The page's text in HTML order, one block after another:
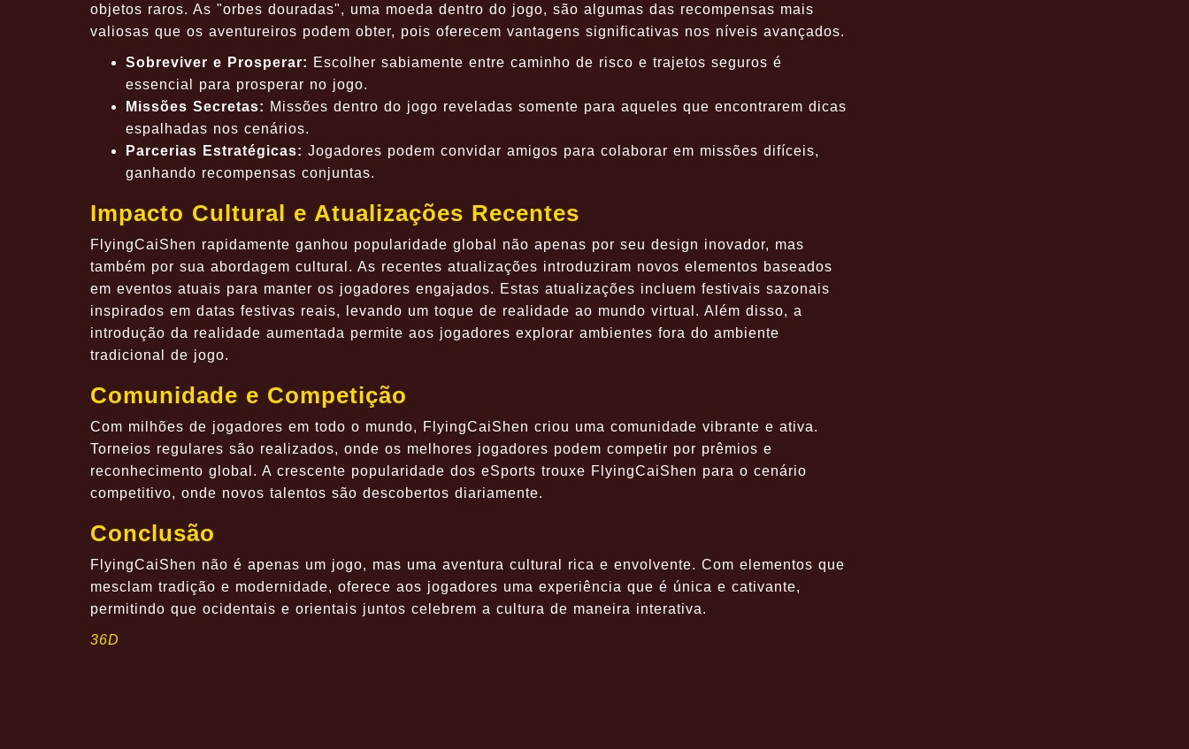
objetos raros. As "orbes douradas", uma moeda dentro do jogo, são algumas das recompensas mais
valiosas que os aventureiros podem obter, pois oferecem vantagens significativas nos níveis avançados.
Sobreviver e Prosperar: Escolher sabiamente entre caminho de risco e trajetos seguros é
essencial para prosperar no jogo.
Missões Secretas: Missões dentro do jogo reveladas somente para aqueles que encontrarem dicas
espalhadas nos cenários.
Parcerias Estratégicas: Jogadores podem convidar amigos para colaborar em missões difíceis,
ganhando recompensas conjuntas.
Impacto Cultural e Atualizações Recentes
FlyingCaiShen rapidamente ganhou popularidade global não apenas por seu design inovador, mas
também por sua abordagem cultural. As recentes atualizações introduziram novos elementos baseados
em eventos atuais para manter os jogadores engajados. Estas atualizações incluem festivais sazonais
inspirados em datas festivas reais, levando um toque de realidade ao mundo virtual. Além disso, a
introdução da realidade aumentada permite aos jogadores explorar ambientes fora do ambiente
tradicional de jogo.
Comunidade e Competição
Com milhões de jogadores em todo o mundo, FlyingCaiShen criou uma comunidade vibrante e ativa.
Torneios regulares são realizados, onde os melhores jogadores podem competir por prêmios e
reconhecimento global. A crescente popularidade dos eSports trouxe FlyingCaiShen para o cenário
competitivo, onde novos talentos são descobertos diariamente.
Conclusão
FlyingCaiShen não é apenas um jogo, mas uma aventura cultural rica e envolvente. Com elementos que
mesclam tradição e modernidade, oferece aos jogadores uma experiência que é única e cativante,
permitindo que ocidentais e orientais juntos celebrem a cultura de maneira interativa.
36D